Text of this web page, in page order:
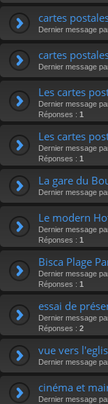
cartes
Dernier message
cartes
Dernier message
Les cartes
Dernier message
Réponses : 1
Les cartes
Dernier message
Réponses : 1
La gare du
Dernier message
Le modern
Dernier message
Réponses : 1
Bisca Plage
Dernier message
Réponses : 1
essai de
Dernier message
Réponses : 2
vue vers
Dernier message
cinéma et
Dernier message